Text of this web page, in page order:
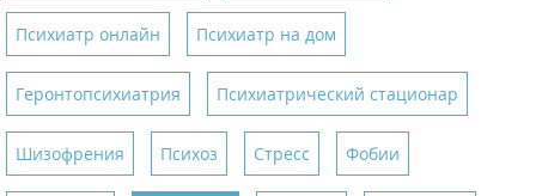
Психиатр онлайн Психиатр на дом
Геронтопсихиатрия Психиатрический стационар
Шизофрения Психоз Стресс Фобии